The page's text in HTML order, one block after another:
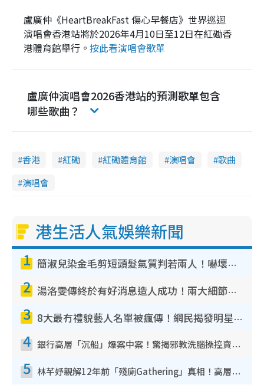
盧廣仲《HeartBreakFast 傷心早餐店》世界巡迴
演唱會香港站將於2026年4月10日至12日在紅磡香
港體育館舉行。 按此看演唱會歌單
盧廣仲演唱會2026香港站的預測歌單包含
哪些歌曲？
香港 紅磡 紅磡體育館 演唱會
歌曲
演唱會
港生活人氣娛樂新聞
1 簡淑兒染金毛剪短頭髮氣質判若兩人！嚇壞老公麥大力都認唔出：「你做咩事？」
2 湯洛雯傳終於有好消息造人成功！兩大細節曝孕味極濃惹猜測：大肚婆先會咁！
3 8大最冇禮貌藝人名單被瘋傳！網民揭發明星真面目 一致數臭呢位係無品天花板？
4 銀行高層「沉船」爆案中案！驚揭邪教洗腦操控賣淫被吞600萬 幕後黑手講多錯多
5 林芊妤親解12年前「殘廁Gathering」真相！高層解約一句話重創尊嚴至今拒返TVB